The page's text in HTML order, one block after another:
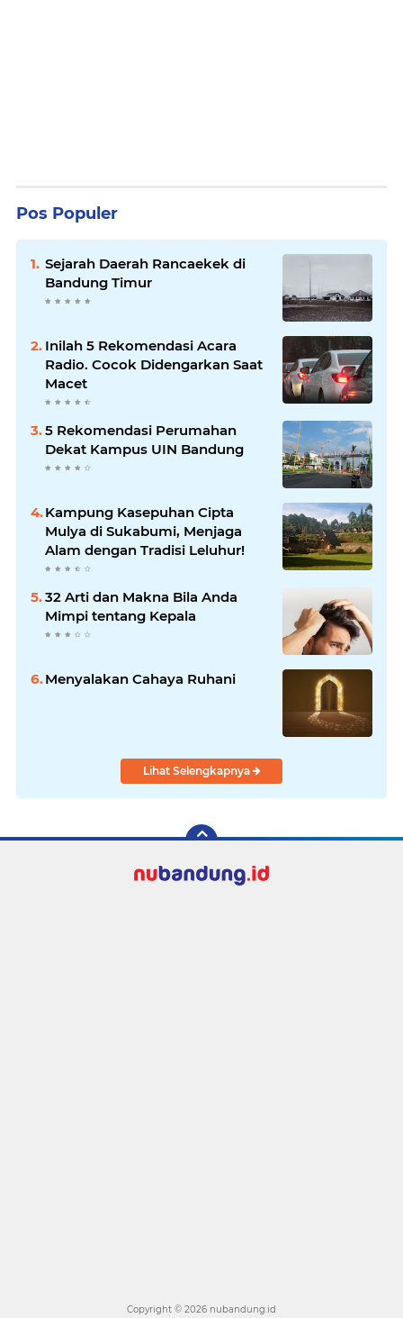
Pos Populer
Sejarah Daerah Rancaekek di
Bandung Timur
Inilah 5 Rekomendasi Acara
Radio. Cocok Didengarkan Saat
Macet
5 Rekomendasi Perumahan
Dekat Kampus UIN Bandung
Kampung Kasepuhan Cipta
Mulya di Sukabumi, Menjaga
Alam dengan Tradisi Leluhur!
32 Arti dan Makna Bila Anda
Mimpi tentang Kepala
Menyalakan Cahaya Ruhani
Lihat Selengkapnya
Copyright © 2026 nubandung.id